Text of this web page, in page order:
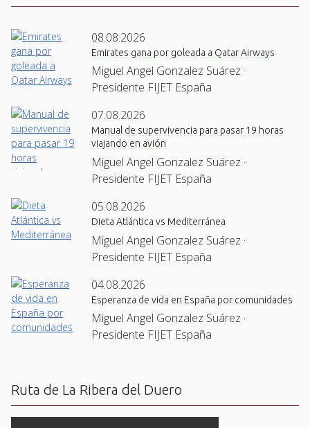
08.08.2026
Emirates gana por goleada a Qatar Airways
Miguel Angel Gonzalez Suárez ·
Presidente FIJET España
07.08.2026
Manual de supervivencia para pasar 19 horas
viajando en avión
Miguel Angel Gonzalez Suárez ·
Presidente FIJET España
05.08.2026
Dieta Atlántica vs Mediterránea
Miguel Angel Gonzalez Suárez ·
Presidente FIJET España
04.08.2026
Esperanza de vida en España por comunidades
Miguel Angel Gonzalez Suárez ·
Presidente FIJET España
Ruta de La Ribera del Duero